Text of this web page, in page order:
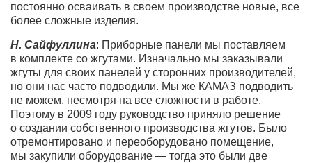
постоянно осваивать в своем производстве новые, все
более сложные изделия.
Н. Сайфуллина: Приборные панели мы поставляем
в комплекте со жгутами. Изначально мы заказывали
жгуты для своих панелей у сторонних производителей,
но они нас часто подводили. Мы же КАМАЗ подводить
не можем, несмотря на все сложности в работе.
Поэтому в 2009 году руководство приняло решение
о создании собственного производства жгутов. Было
отремонтировано и переоборудовано помещение,
мы закупили оборудование — тогда это были две